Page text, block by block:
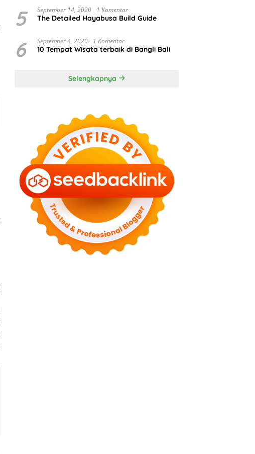
5 September 14, 2020 1 Komentar
The Detailed Hayabusa Build Guide
6 September 4, 2020 1 Komentar
10 Tempat Wisata terbaik di Bangli Bali
Selengkapnya